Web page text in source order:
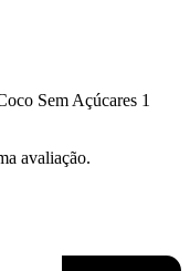
Sem Açúcares 1
avaliação.